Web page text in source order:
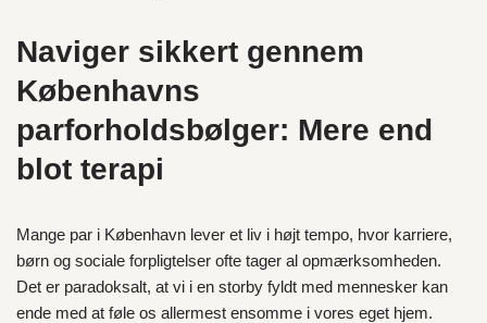
Naviger sikkert gennem
Københavns
parforholdsbølger: Mere end
blot terapi
Mange par i København lever et liv i højt tempo, hvor karriere,
børn og sociale forpligtelser ofte tager al opmærksomheden.
Det er paradoksalt, at vi i en storby fyldt med mennesker kan
ende med at føle os allermest ensomme i vores eget hjem.